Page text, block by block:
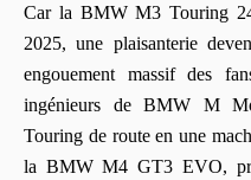
Car la BMW M3 Touring
2025, une plaisanterie
engouement massif des
ingénieurs de BMW M
Touring de route en une
la BMW M4 GT3 EVO,